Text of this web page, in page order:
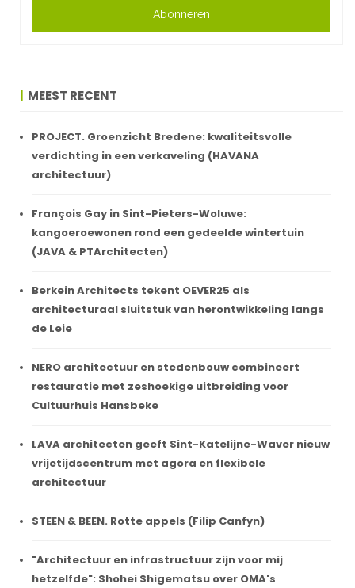
Abonneren
MEEST RECENT
PROJECT. Groenzicht Bredene: kwaliteitsvolle
verdichting in een verkaveling (HAVANA
architectuur)
François Gay in Sint-Pieters-Woluwe:
kangoeroewonen rond een gedeelde wintertuin
(JAVA & PTArchitecten)
Berkein Architects tekent OEVER25 als
architecturaal sluitstuk van herontwikkeling langs
de Leie
NERO architectuur en stedenbouw combineert
restauratie met zeshoekige uitbreiding voor
Cultuurhuis Hansbeke
LAVA architecten geeft Sint-Katelijne-Waver nieuw
vrijetijdscentrum met agora en flexibele
architectuur
STEEN & BEEN. Rotte appels (Filip Canfyn)
"Architectuur en infrastructuur zijn voor mij
hetzelfde": Shohei Shigematsu over OMA's